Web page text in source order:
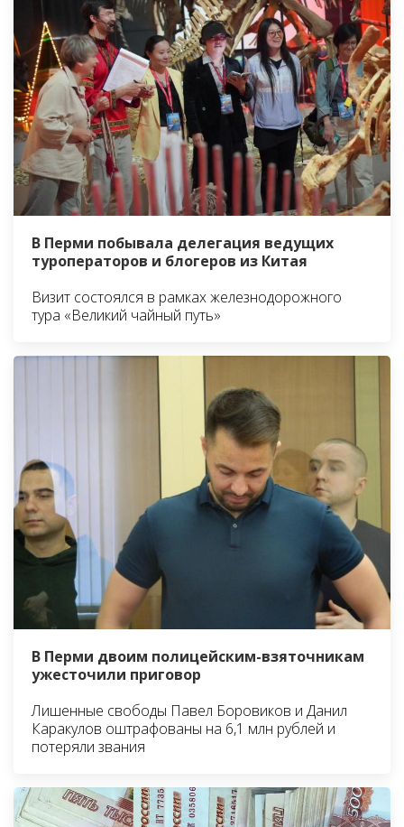
В Перми побывала делегация ведущих
туроператоров и блогеров из Китая
Визит состоялся в рамках железнодорожного
тура «Великий чайный путь»
В Перми двоим полицейским-взяточникам
ужесточили приговор
Лишенные свободы Павел Боровиков и Данил
Каракулов оштрафованы на 6,1 млн рублей и
потеряли звания